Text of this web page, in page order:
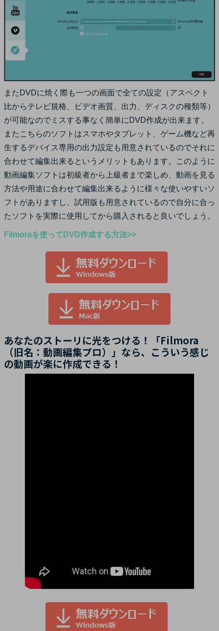
またDVDに焼く際も一つの画面で全ての設定（アスペクト
比からテレビ規格、ビデオ画質、出力、ディスクの種類等）
が可能なのでミスする事なく簡単にDVD作成が出来ます。
またこちらのソフトはスマホやタブレット、ゲーム機など再
生するデバイス専用の出力設定も用意されているのでそれに
合わせて編集出来るというメリットもあります。このように
動画編集ソフトは初級者から上級者まで楽しめ、動画を見る
方法や用途に合わせて編集出来るように様々な使いやすいソ
フトがありますし、試用版も用意されているので自分に合っ
たソフトを実際に使用してから購入されると良いでしょう。
Filmoraを使ってDVD作成する方法>>
あなたのストーリに光をつける！「Filmora
（旧名：動画編集プロ）」なら、こういう感じ
の動画が楽に作成できる！